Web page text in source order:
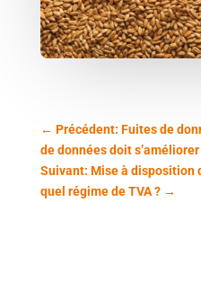
← Précédent: Fuites de
de données doit s’améliorer
Suivant: Mise à disposition
quel régime de TVA ?→